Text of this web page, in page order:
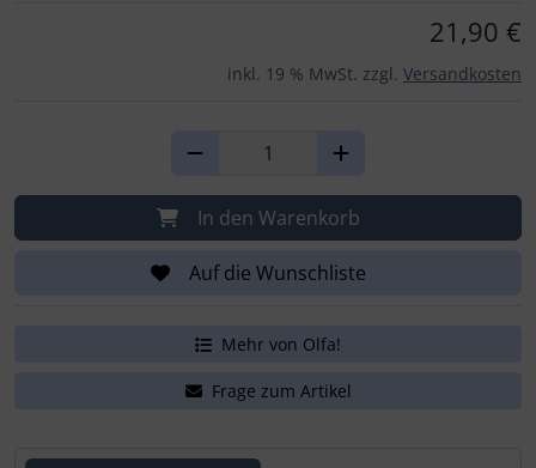
21,90 €
inkl. 19 % MwSt. zzgl. Versandkosten
In den Warenkorb
Auf die Wunschliste
Mehr von Olfa!
Frage zum Artikel